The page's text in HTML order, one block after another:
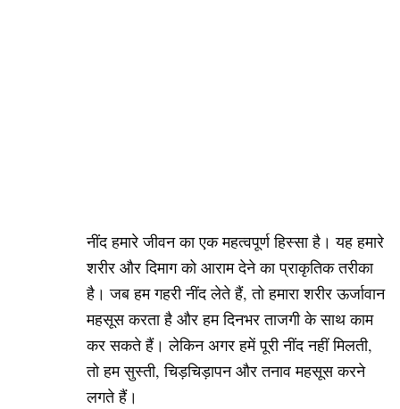
नींद हमारे जीवन का एक महत्वपूर्ण हिस्सा है। यह हमारे
शरीर और दिमाग को आराम देने का प्राकृतिक तरीका
है। जब हम गहरी नींद लेते हैं, तो हमारा शरीर ऊर्जावान
महसूस करता है और हम दिनभर ताजगी के साथ काम
कर सकते हैं। लेकिन अगर हमें पूरी नींद नहीं मिलती,
तो हम सुस्ती, चिड़चिड़ापन और तनाव महसूस करने
लगते हैं।